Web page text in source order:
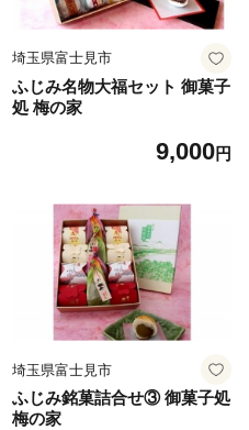
埼玉県富士見市
ふじみ名物大福セット 御菓子
処 梅の家
9,000円
埼玉県富士見市
ふじみ銘菓詰合せ③ 御菓子処
梅の家